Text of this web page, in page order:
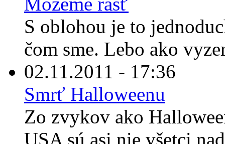
S oblohou je to
čom sme. Lebo ako
02.11.2011 - 17:36
Smrť Halloweenu
Zo zvykov ako
USA sú asi nie všetci